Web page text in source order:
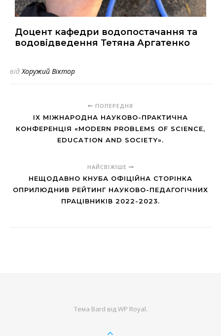
Доцент кафедри водопостачання та
водовідведення Тетяна Аргатенко
відХоружий Віктор
ПОПЕРЕДНЯ
IX МІЖНАРОДНА НАУКОВО-ПРАКТИЧНА
КОНФЕРЕНЦІЯ «MODERN PROBLEMS OF SCIENCE,
EDUCATION AND SOCIETY».
НАЙСВІЖІШЕ
НЕЩОДАВНО КНУБА ОФІЦІЙНА СТОРІНКА
ОПРИЛЮДНИВ РЕЙТИНГ НАУКОВО-ПЕДАГОГІЧНИХ
ПРАЦІВНИКІВ 2022-2023.
Тема Bard відWP Royal.